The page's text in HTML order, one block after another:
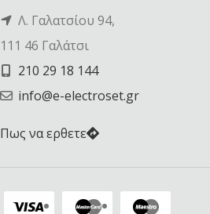
Λ. Γαλατσίου 94,
111 46 Γαλάτσι
210 29 18 144
info@e-electroset.gr
Πως να ερθετε